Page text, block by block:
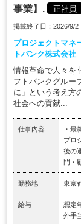
事業】.
正社員
掲載終了日：2026/9/2
プロジェクトマネ
トバンク株式会社
情報革命で人々を
フトバンクグルー
に」という考え方
社会への貢献...
仕事内容
・最
プロ
後の
門・
勤務地 東京
給与
想定
外手